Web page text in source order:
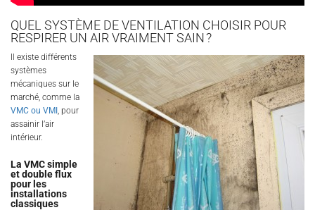
QUEL SYSTÈME DE VENTILATION CHOISIR POUR
RESPIRER UN AIR VRAIMENT SAIN ?
Il existe différents
systèmes
mécaniques sur le
marché, comme la
VMC ou VMI , pour
assainir l’air
intérieur.
La VMC simple
et double flux
pour les
installations
classiques